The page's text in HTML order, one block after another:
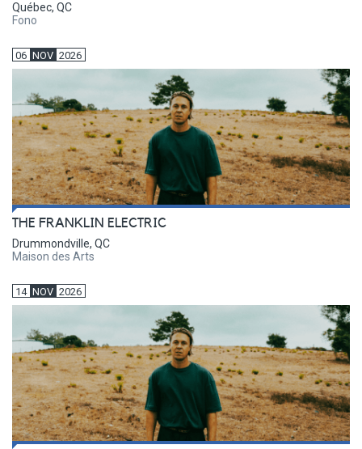
Québec, QC
Fono
06 NOV 2026
THE FRANKLIN ELECTRIC
Drummondville, QC
Maison des Arts
14 NOV 2026